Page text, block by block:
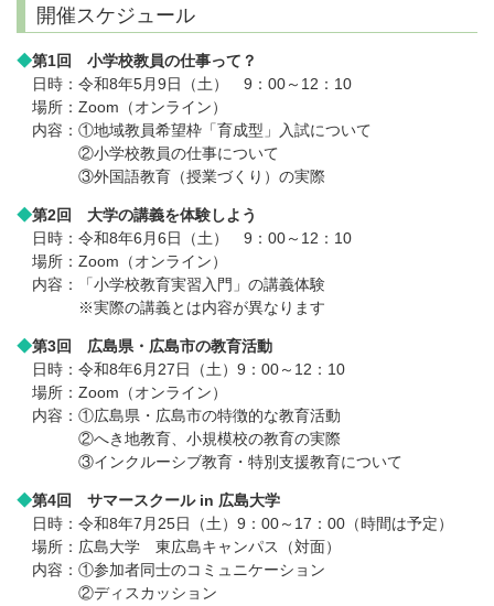
開催スケジュール
◆第1回 小学校教員の仕事って？
日時：令和8年5月9日（土） 9：00～12：10
場所：Zoom（オンライン）
内容：①地域教員希望枠「育成型」入試について
②小学校教員の仕事について
③外国語教育（授業づくり）の実際
◆第2回 大学の講義を体験しよう
日時：令和8年6月6日（土） 9：00～12：10
場所：Zoom（オンライン）
内容：「小学校教育実習入門」の講義体験
※実際の講義とは内容が異なります
◆第3回 広島県・広島市の教育活動
日時：令和8年6月27日（土）9：00～12：10
場所：Zoom（オンライン）
内容：①広島県・広島市の特徴的な教育活動
②へき地教育、小規模校の教育の実際
③インクルーシブ教育・特別支援教育について
◆第4回 サマースクール in 広島大学
日時：令和8年7月25日（土）9：00～17：00（時間は予定）
場所：広島大学 東広島キャンパス（対面）
内容：①参加者同士のコミュニケーション
②ディスカッション